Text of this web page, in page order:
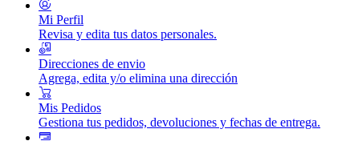
Mi Perfil
Revisa y edita tus datos personales.
Direcciones de envio
Agrega, edita y/o elimina una dirección
Mis Pedidos
Gestiona tus pedidos, devoluciones y fechas de entrega.